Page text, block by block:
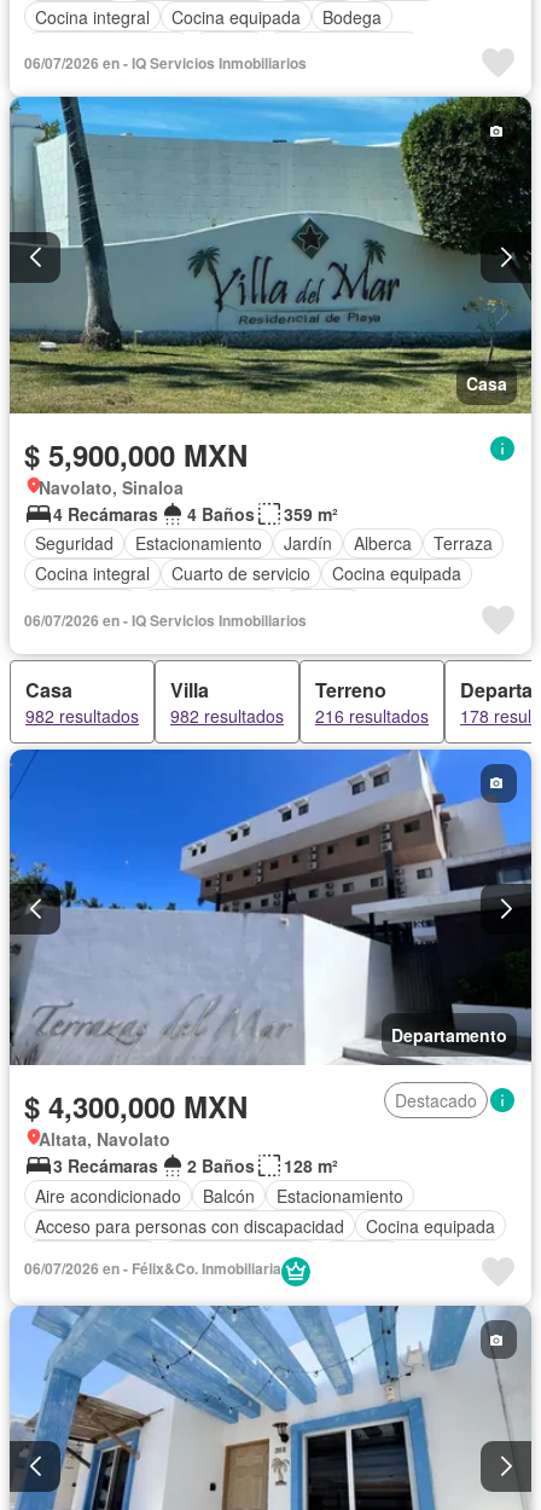
Cocina integral
Cocina equipada
Bodega
Recámara con closet
Completamente amueblado
06/07/2026 en - IQ Servicios Inmobiliarios
Casa
$ 5,900,000 MXN
Navolato, Sinaloa
4 Recámaras
4 Baños
359 m²
Seguridad
Estacionamiento Jardín Alberca
Terraza
Cocina integral
Cuarto de servicio
Cocina equipada
Aire acondicionado
Cuarto de Limpieza
Vista panorámica
Recámara con closet
Caseta de vigilancia
Completamente amueblado
06/07/2026 en - IQ Servicios Inmobiliarios
Casa
982 resultados
Villa
982 resultados
Terreno
216 resultados 178
Departamento
$ 4,300,000 MXN
Destacado
Altata, Navolato
3 Recámaras
2 Baños
128 m²
Aire acondicionado
Balcón
Estacionamiento
Acceso para personas con discapacidad
Cocina equipada
Cuarto de servicio
06/07/2026 en - Félix&Co. Inmobiliaria